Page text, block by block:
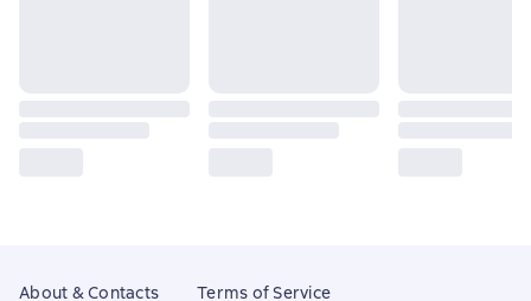
About & Contacts Terms of Service